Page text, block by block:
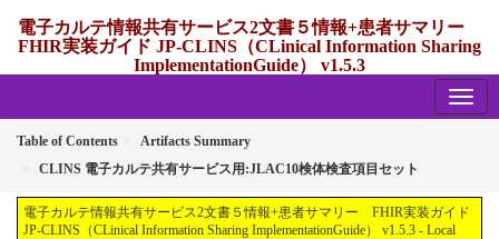
電子カルテ情報共有サービス2文書５情報+患者サマリー
FHIR実装ガイド JP-CLINS（CLinical Information Sharing
ImplementationGuide） v1.5.3
Table of Contents
Artifacts Summary
CLINS 電子カルテ共有サービス用:JLAC10検体検査項目セット
電子カルテ情報共有サービス2文書５情報+患者サマリー FHIR実装ガイド
JP-CLINS（CLinical Information Sharing ImplementationGuide） v1.5.3 - Local